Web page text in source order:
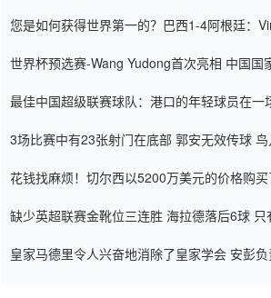
您是如何获得世界第一的？巴西1-4阿根廷：
世界杯预选赛-Wang Yudong首次亮相 中国国
最佳中国超级联赛球队：港口的年轻球员在一
3场比赛中有23张射门在底部 郭安无效传球
花钱找麻烦！切尔西以5200万美元的价格购
缺少英超联赛金靴位三连胜 海拉德落后6球 只
皇家马德里令人兴奋地消除了皇家学会 安彭负